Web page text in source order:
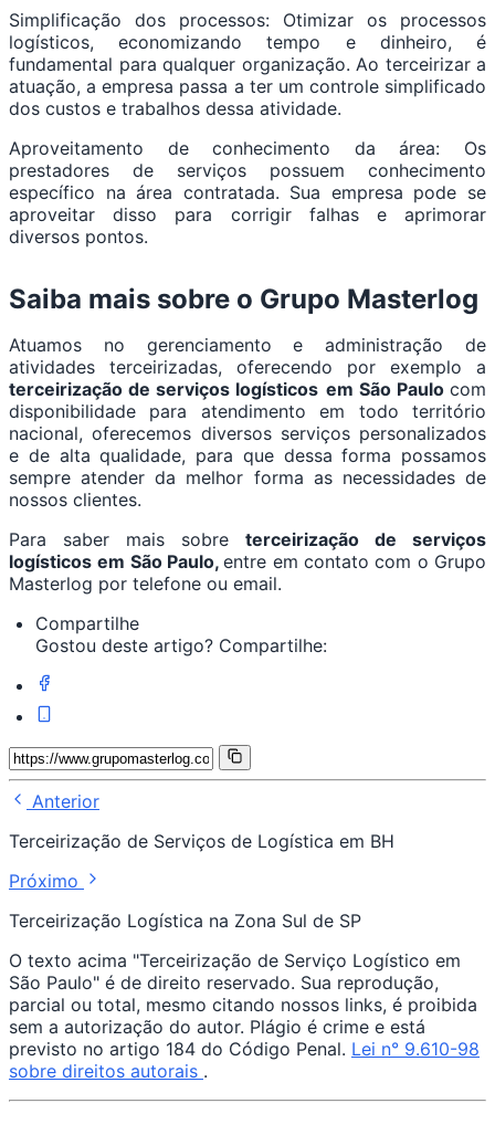
Simplificação dos processos: Otimizar os processos
logísticos, economizando tempo e dinheiro, é
fundamental para qualquer organização. Ao terceirizar a
atuação, a empresa passa a ter um controle simplificado
dos custos e trabalhos dessa atividade.
Aproveitamento de conhecimento da área: Os
prestadores de serviços possuem conhecimento
específico na área contratada. Sua empresa pode se
aproveitar disso para corrigir falhas e aprimorar
diversos pontos.
Saiba mais sobre o Grupo Masterlog
Atuamos no gerenciamento e administração de
atividades terceirizadas, oferecendo por exemplo a
terceirização de serviços logísticos em São Paulocom
disponibilidade para atendimento em todo território
nacional, oferecemos diversos serviços personalizados
e de alta qualidade, para que dessa forma possamos
sempre atender da melhor forma as necessidades de
nossos clientes.
Para saber mais sobre terceirização de serviços
logísticos em São Paulo,entre em contato com o Grupo
Masterlog por telefone ou email.
Compartilhe
Gostou deste artigo? Compartilhe:
Anterior
Terceirização de Serviços de Logística em BH
Próximo
Terceirização Logística na Zona Sul de SP
O texto acima "Terceirização de Serviço Logístico em
São Paulo" é de direito reservado. Sua reprodução,
parcial ou total, mesmo citando nossos links, é proibida
sem a autorização do autor. Plágio é crime e está
previsto no artigo 184 do Código Penal. Lei n° 9.610-98
sobre direitos autorais .